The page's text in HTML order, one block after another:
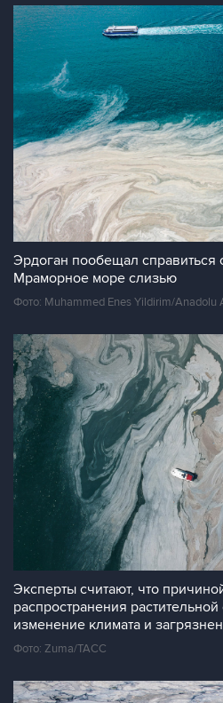
Эрдоган пообещал
Мраморное море слизью
Фото: Muhammed Enes Yildirim/Anadolu
Эксперты считают, что
распространения
изменение климата и
Фото: Zuma/ТАСС